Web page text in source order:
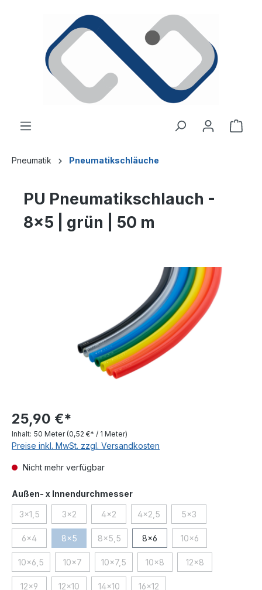
Pneumatik Pneumatikschläuche
PU Pneumatikschlauch -
8x5 | grün | 50 m
25,90 €*
Inhalt: 50 Meter (0,52 €* / 1 Meter)
Preise inkl. MwSt. zzgl. Versandkosten
Nicht mehr verfügbar
Außen- x Innendurchmesserauswählen
3x1,5(Diese Option ist zurzeit nicht verfügbar.)
3x2(Diese Option ist zurzeit nicht verfügbar.)
4x2(Diese Option ist zurzeit nicht verfügbar.)
4x2,5(Diese Option ist zurzeit nicht
5x3(Diese Option ist
6x4(Diese Option ist zurzeit nicht verfügbar.)
8x5(Diese Option ist zurzeit nicht verfügbar.)
8x5,5(Diese Option ist zurzeit nicht verfügbar.)
8x6 10x6(Diese Option ist
10x6,5(Diese Option ist zurzeit nicht verfügbar.)
10x7(Diese Option ist zurzeit nicht verfügbar.)
10x7,5(Diese Option ist zurzeit nicht verfügbar.)
10x8(Diese Option ist zurzeit nicht
12x8(Diese Option ist
12x9 12x10 14x10 16x12